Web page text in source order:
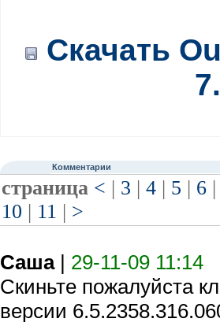
Скачать
Комментарии
страница < | 3 | 4 | 5 | 6
10 | 11 | >
Саша| 29-11-09 11:14
Скиньте пожалуйста
версии